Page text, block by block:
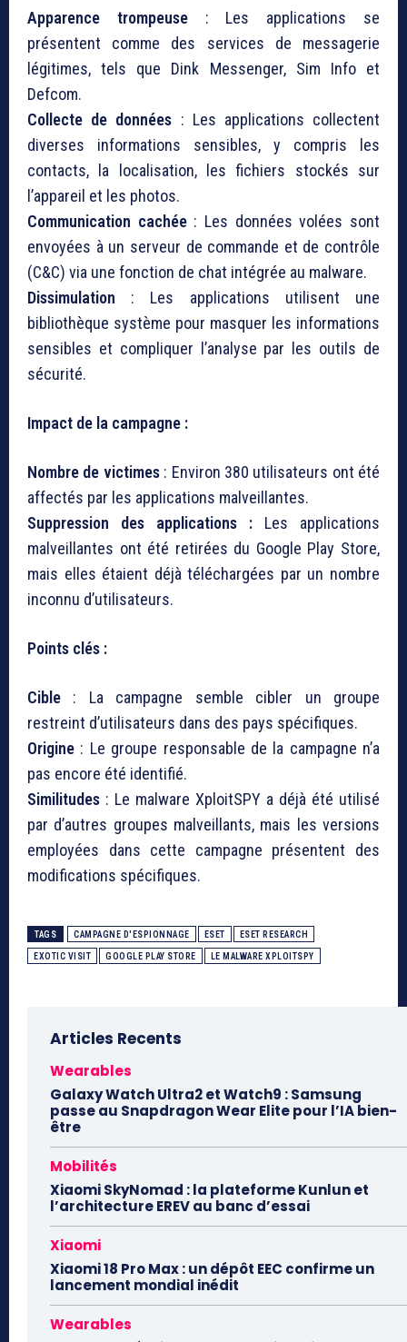
Apparence trompeuse: Les applications se
présentent comme des services de messagerie
légitimes, tels que Dink Messenger, Sim Info et
Defcom.
Collecte de données : Les applications collectent
diverses informations sensibles, y compris les
contacts, la localisation, les fichiers stockés sur
l’appareil et les photos.
Communication cachée: Les données volées sont
envoyées à un serveur de commande et de contrôle
(C&C) via une fonction de chat intégrée au malware.
Dissimulation : Les applications utilisent une
bibliothèque système pour masquer les informations
sensibles et compliquer l’analyse par les outils de
sécurité.
Impact de la campagne :
Nombre de victimes: Environ 380 utilisateurs ont été
affectés par les applications malveillantes.
Suppression des applications : Les applications
malveillantes ont été retirées du Google Play Store,
mais elles étaient déjà téléchargées par un nombre
inconnu d’utilisateurs.
Points clés :
Cible : La campagne semble cibler un groupe
restreint d’utilisateurs dans des pays spécifiques.
Origine : Le groupe responsable de la campagne n’a
pas encore été identifié.
Similitudes : Le malware XploitSPY a déjà été utilisé
par d’autres groupes malveillants, mais les versions
employées dans cette campagne présentent des
modifications spécifiques.
TAGS CAMPAGNE D'ESPIONNAGE ESET ESET RESEARCH
EXOTIC VISIT GOOGLE PLAY STORE LE MALWARE XPLOITSPY
Articles Recents
Wearables
Galaxy Watch Ultra2 et Watch9 : Samsung
passe au Snapdragon Wear Elite pour l’IA bien-
être
Mobilités
Xiaomi SkyNomad : la plateforme Kunlun et
l’architecture EREV au banc d’essai
Xiaomi
Xiaomi 18 Pro Max : un dépôt EEC confirme un
lancement mondial inédit
Wearables